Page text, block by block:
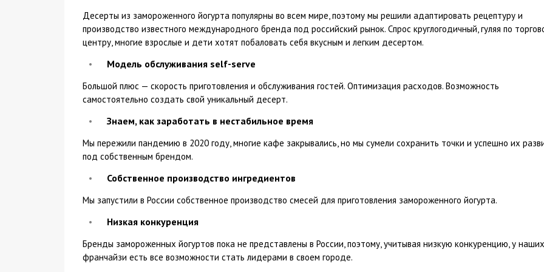
Десерты из замороженного йогурта популярны во всем мире, поэтому мы решили адаптировать рецептуру и
производство известного международного бренда под российский рынок. Спрос круглогодичный, гуляя по
центру, многие взрослые и дети хотят побаловать себя вкусным и легким десертом.
Модель обслуживания self-serve
Большой плюс — скорость приготовления и обслуживания гостей. Оптимизация расходов. Возможность
самостоятельно создать свой уникальный десерт.
Знаем, как заработать в нестабильное время
Мы пережили пандемию в 2020 году, многие кафе закрывались, но мы сумели сохранить точки и успешно их
под собственным брендом.
Собственное производство ингредиентов
Мы запустили в России собственное производство смесей для приготовления замороженного йогурта.
Низкая конкуренция
Бренды замороженных йогуртов пока не представлены в России, поэтому, учитывая низкую конкуренцию, у наших
франчайзи есть все возможности стать лидерами в своем городе.